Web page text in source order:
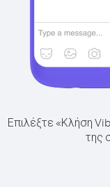
Επιλέξτε «Κλήση
της